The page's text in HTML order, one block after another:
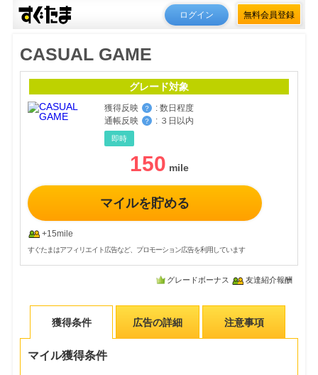
ログイン 無料会員登録
CASUAL GAME
グレード対象
獲得反映 ？ : 数日程度
通帳反映
？ : ３日以内
即時
150
マイルを貯める
+15mile
すぐたまはアフィリエイト広告など、プロモーション広告を利用しています
グレードボーナス 友達紹介報酬
獲得条件 広告の詳細 注意事項
マイル獲得条件